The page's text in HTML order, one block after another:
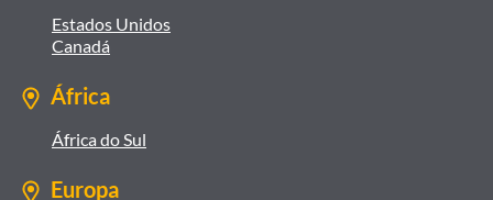
Estados Unidos
Canadá
África
África do Sul
Europa